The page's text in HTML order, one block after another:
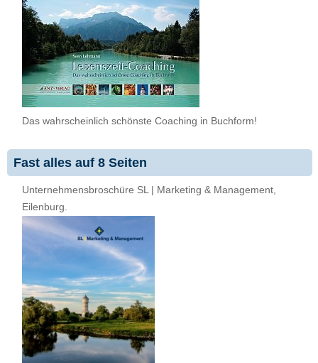
Das wahrscheinlich schönste Coaching in Buchform!
Fast alles auf 8 Seiten
Unternehmensbroschüre SL | Marketing & Management,
Eilenburg.